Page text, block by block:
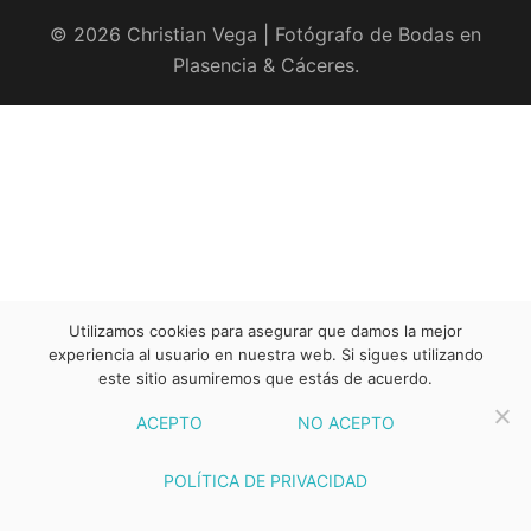
© 2026 Christian Vega | Fotógrafo de Bodas en
Plasencia & Cáceres.
Utilizamos cookies para asegurar que damos la mejor
experiencia al usuario en nuestra web. Si sigues utilizando
este sitio asumiremos que estás de acuerdo.
ACEPTO NO ACEPTO
POLÍTICA DE PRIVACIDAD